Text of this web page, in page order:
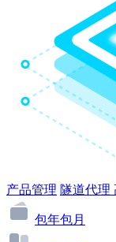
产品管理 隧道代理
包年包月